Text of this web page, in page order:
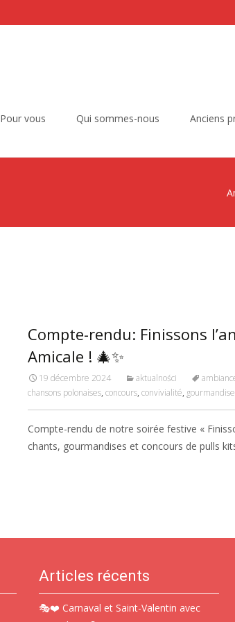
Pour vous Qui sommes-nous Anciens
Compte-rendu: Finissons
Amicale ! 🎄✨
19 décembre 2024 aktualności
chansons polonaises, concours, convivialité,
Compte-rendu de notre soirée festive «
chants, gourmandises et concours de pulls
Articles récents
🎭❤️ Carnaval et Saint-Valentin avec